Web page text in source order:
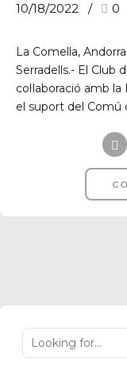
10/18/2022 0
La Comella,
Serradells.- El Club
col·laboració amb
el suport del Comú